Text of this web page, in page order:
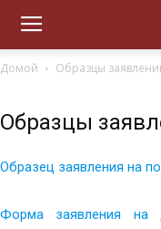
Домой Образцы
Образцы
Образец заявления на
Форма заявления на